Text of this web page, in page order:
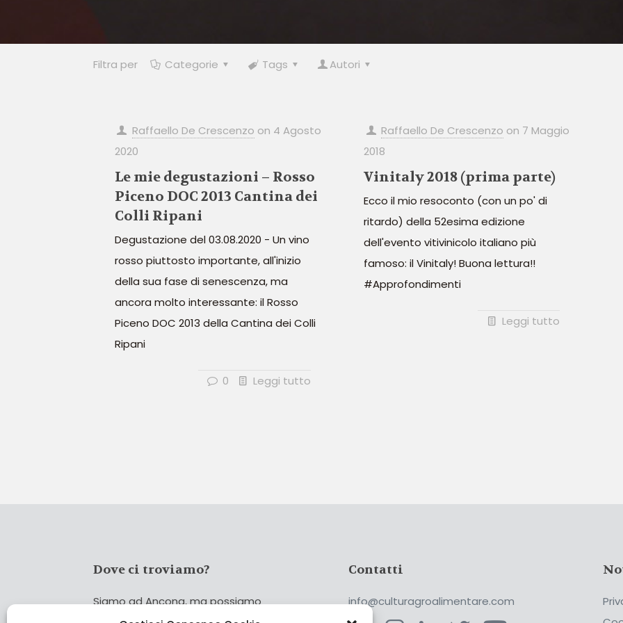
Filtra per Categorie Tags Autori
Raffaello De Crescenzo on 4 Agosto
2020
Le mie degustazioni – Rosso
Piceno DOC 2013 Cantina dei
Colli Ripani
Degustazione del 03.08.2020 - Un vino
rosso piuttosto importante, all'inizio
della sua fase di senescenza, ma
ancora molto interessante: il Rosso
Piceno DOC 2013 della Cantina dei Colli
Ripani
0 Leggi tutto
Raffaello De Crescenzo on 7 Maggio
2018
Vinitaly 2018 (prima parte)
Ecco il mio resoconto (con un po' di
ritardo) della 52esima edizione
dell'evento vitivinicolo italiano più
famoso: il Vinitaly! Buona lettura!!
#Approfondimenti
Leggi tutto
Dove ci troviamo?
Siamo ad Ancona, ma possiamo
Contatti
info@culturagroalimentare.com